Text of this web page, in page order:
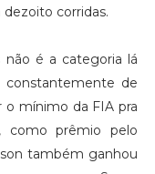
corridas.
não é a categoria lá
de
o mínimo da FIA pra
como prêmio pelo
também ganhou